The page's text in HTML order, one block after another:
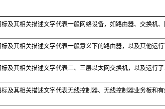
标及其相关描述文字代表一般网络设备，如路由器、交换机、
标及其相关描述文字代表一般意义下的路由器，以及其他运行
标及其相关描述文字代表二、三层以太网交换机，以及运行了
标及其相关描述文字代表无线控制器、无线控制器业务板和